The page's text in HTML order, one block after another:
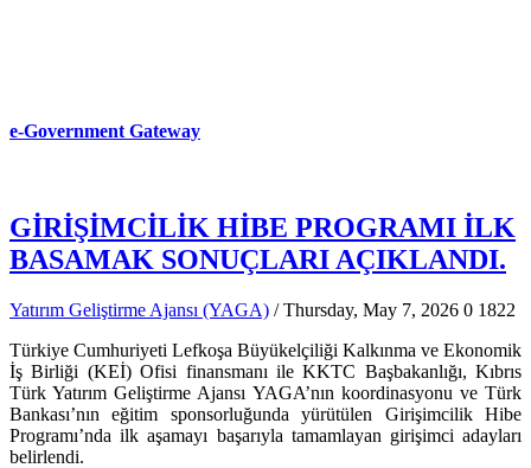
e-Government Gateway
GİRİŞİMCİLİK HİBE PROGRAMI İLK
BASAMAK SONUÇLARI AÇIKLANDI.
Yatırım Geliştirme Ajansı (YAGA) / Thursday, May 7, 2026 0 1822
Türkiye Cumhuriyeti Lefkoşa Büyükelçiliği Kalkınma ve Ekonomik
İş Birliği (KEİ) Ofisi finansmanı ile KKTC Başbakanlığı, Kıbrıs
Türk Yatırım Geliştirme Ajansı YAGA’nın koordinasyonu ve Türk
Bankası’nın eğitim sponsorluğunda yürütülen Girişimcilik Hibe
Programı’nda ilk aşamayı başarıyla tamamlayan girişimci adayları
belirlendi.